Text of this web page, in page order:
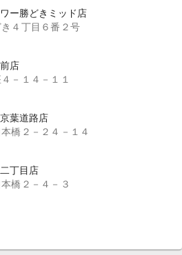
ー勝どきミッド店
４丁目６番２号
店
－１４－１１
葉道路店
橋２－２４－１４
丁目店
橋２－４－３